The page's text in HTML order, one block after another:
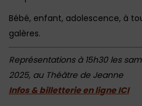
Bébé, enfant, adolescence, à
galères.
Représentations à 15h30 les
2025, au Théâtre de Jeanne
Infos & billetterie en ligne ICI